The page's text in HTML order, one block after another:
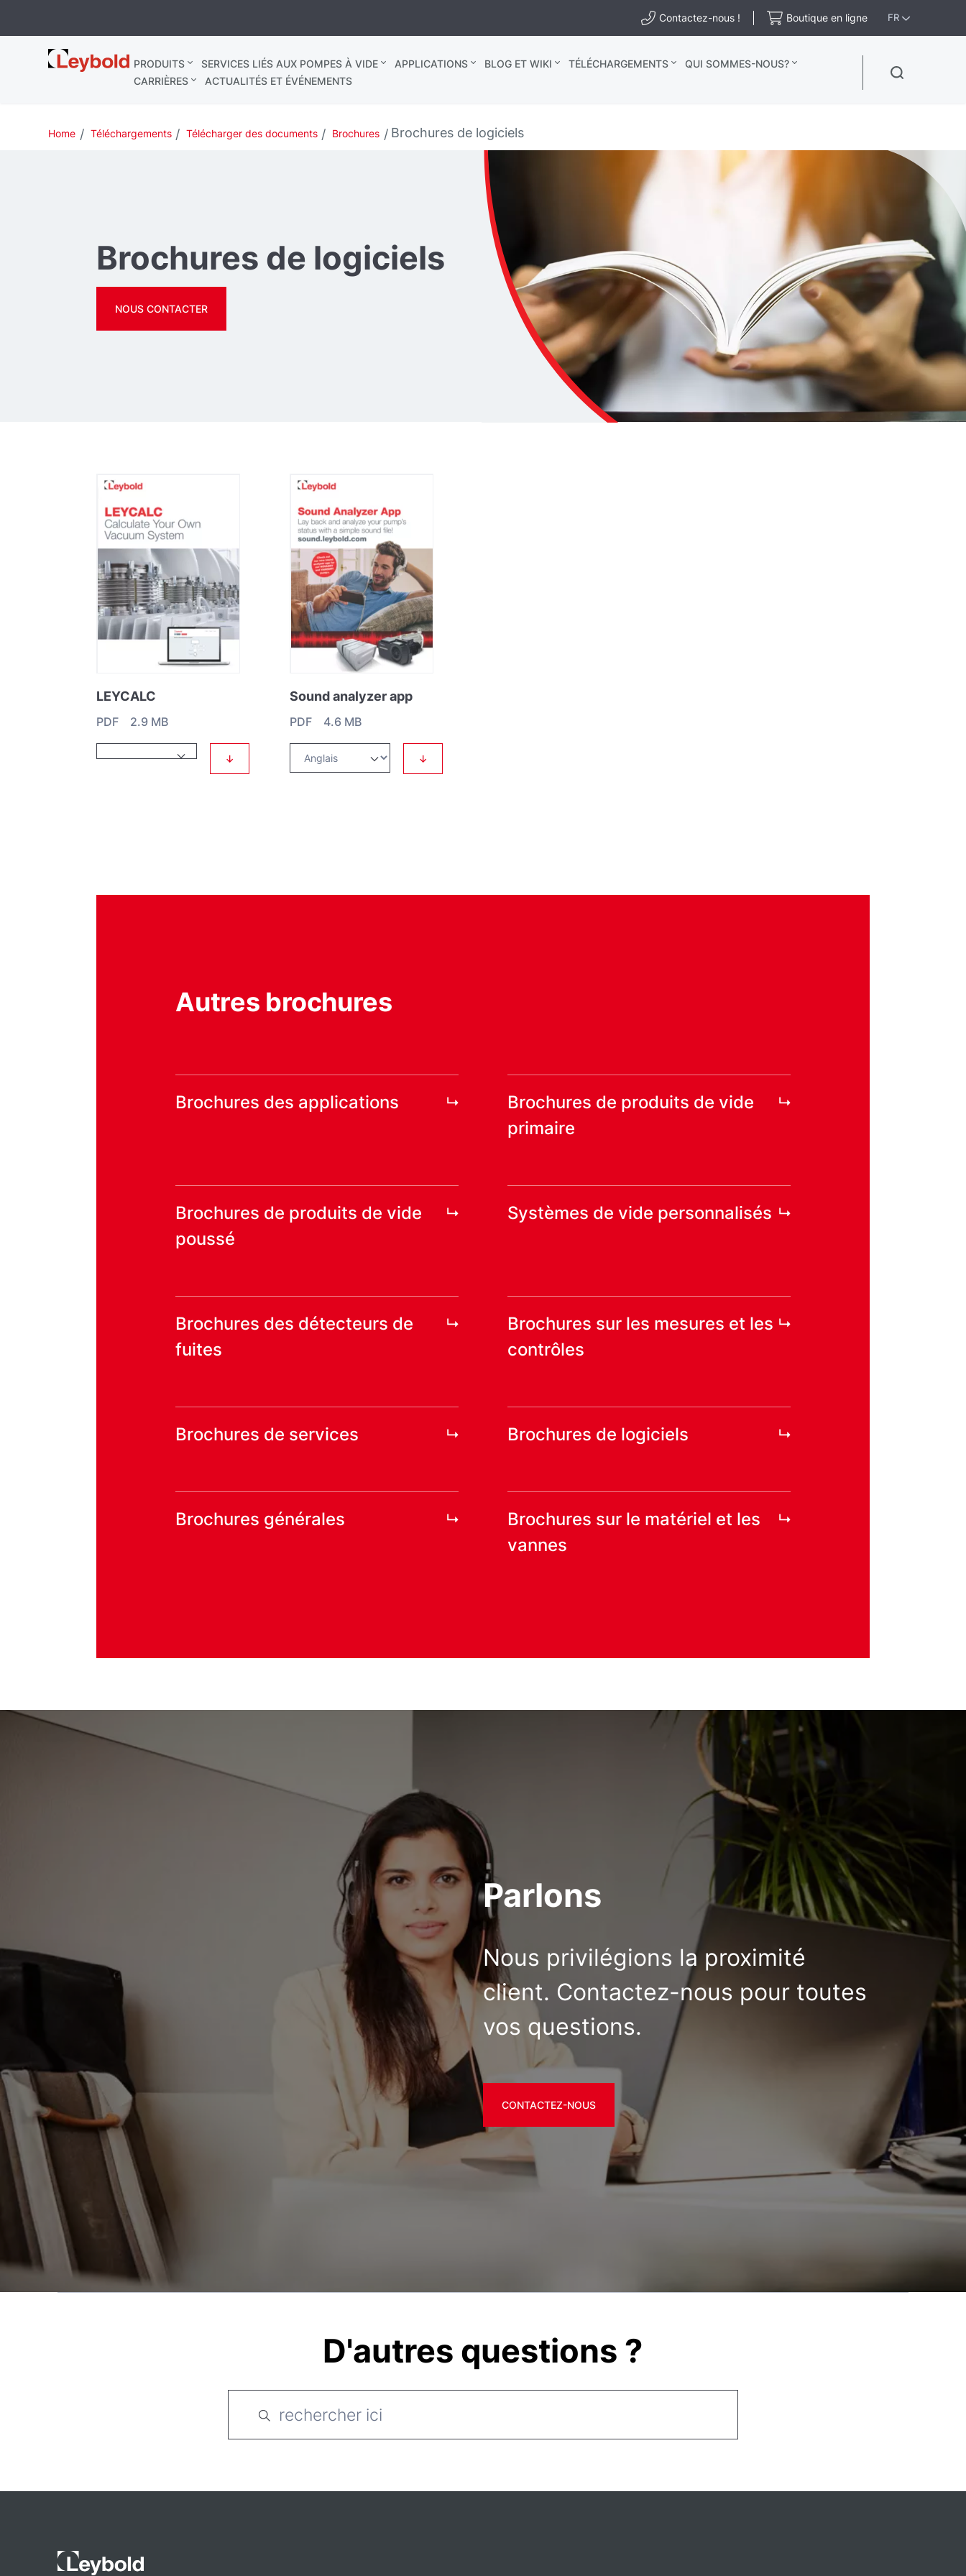
Contactez-nous ! Boutique en ligne FR
Leybold
France
PRODUITS SERVICES LIÉS AUX POMPES À VIDE APPLICATIONS BLOG ET WIKI TÉLÉCHARGEMENTS
QUI SOMMES-NOUS?
CARRIÈRES
ACTUALITÉS ET ÉVÉNEMENTS
Home Téléchargements Télécharger des documents Brochures Brochures de logiciels
Brochures de logiciels
NOUS CONTACTER
LEYCALC
PDF 2.9 MB
↓
Sound analyzer app
PDF 4.6 MB
↓
Autres brochures
Brochures des applications
Brochures de produits de vide
primaire
Brochures de produits de vide
poussé
Systèmes de vide personnalisés
Brochures des détecteurs de
fuites
Brochures sur les mesures et les
contrôles
Brochures de services Brochures de logiciels
Brochures générales
Brochures sur le matériel et les
vannes
Parlons
Nous privilégions la proximité
client. Contactez-nous pour toutes
vos questions.
CONTACTEZ-NOUS
D'autres questions ?